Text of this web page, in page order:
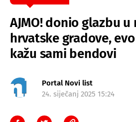
AJMO! donio glazbu u
hrvatske gradove,
kažu sami bendovi
Portal Novi list
24. siječanj 2025 15:24